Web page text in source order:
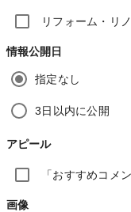
リフォーム・リ
情報公開日
指定なし
3日以内に公開
アピール
「おすすめコメ
画像